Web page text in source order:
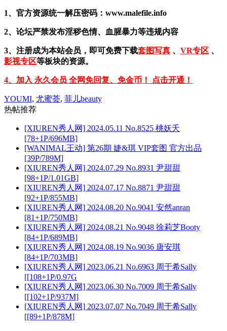
1、官方资源统一解压密码：www.malefile.info
2、论坛严禁发布淫秽色情、血腥暴力等违规内容
3、注册成为本站会员，即可免费下载套图写真 、 VR专区 、
影视专区等板块的资源。
4、加入 永久会员 全网免回复、免金币！ 点击开通！
YOUMI, 尤蜜荟, 菲儿beauty
热帖推荐
[XIUREN秀人网] 2024.05.11 No.8525 桃妖夭
[78+1P/696MB]
[WANIMAL王动] 第26期 婕&琪 VIP套图 官方出品
[39P/789M]
[XIUREN秀人网] 2024.07.29 No.8931 尹甜甜
[98+1P/1.01GB]
[XIUREN秀人网] 2024.07.17 No.8871 尹甜甜
[92+1P/855MB]
[XIUREN秀人网] 2024.08.20 No.9041 安然anran
[81+1P/750MB]
[XIUREN秀人网] 2024.08.21 No.9048 徐莉芝Booty
[84+1P/689MB]
[XIUREN秀人网] 2024.08.19 No.9036 唐安琪
[84+1P/703MB]
[XIUREN秀人网] 2023.06.21 No.6963 周于希Sally
[[108+1P/0.97G
[XIUREN秀人网] 2023.06.30 No.7009 周于希Sally
[[102+1P/937M]
[XIUREN秀人网] 2023.07.07 No.7049 周于希Sally
[[89+1P/878M]